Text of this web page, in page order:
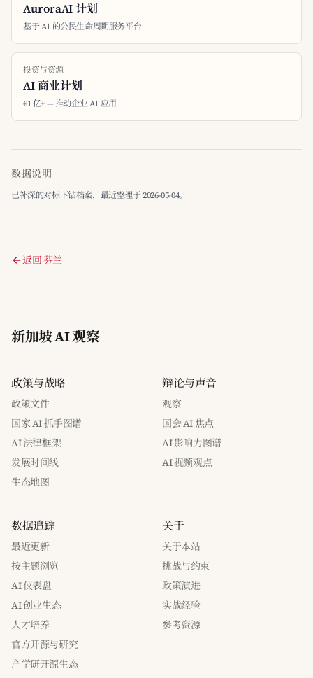
AuroraAI 计划
基于 AI 的公民生命周期服务平台
投资与资源
AI 商业计划
€1 亿+ — 推动企业 AI 应用
数据说明
已补深的对标下钻档案，最近整理于 2026-05-04。
返回 芬兰
新加坡 AI 观察
政策与战略
政策文件
国家 AI 抓手图谱
AI 法律框架
发展时间线
生态地图
辩论与声音
观察
国会 AI 焦点
AI 影响力图谱
AI 视频观点
数据追踪
最近更新
按主题浏览
AI 仪表盘
AI 创业生态
人才培养
官方开源与研究
产学研开源生态
关于
关于本站
挑战与约束
政策演进
实战经验
参考资源